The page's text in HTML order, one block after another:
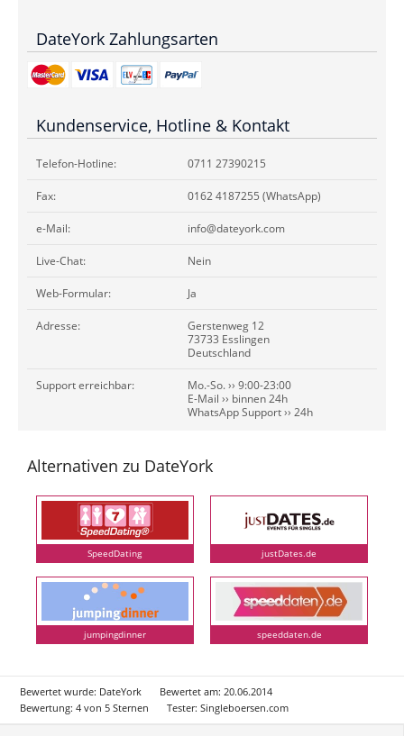
DateYork Zahlungsarten
Kundenservice, Hotline & Kontakt
Telefon-Hotline: 0711 27390215
Fax: 0162 4187255 (WhatsApp)
e-Mail: info@dateyork.com
Live-Chat: Nein
Web-Formular: Ja
Adresse:
Gerstenweg 12
73733 Esslingen
Deutschland
Support erreichbar:
Mo.-So. ›› 9:00-23:00
E-Mail ›› binnen 24h
WhatsApp Support ›› 24h
Alternativen zu DateYork
SpeedDating justDates.de
jumpingdinner speeddaten.de
Bewertet wurde: DateYork Bewertet am: 20.06.2014
Bewertung: 4 von 5 Sternen Tester: Singleboersen.com